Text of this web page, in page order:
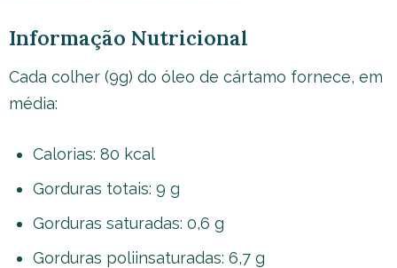
Informação Nutricional
Cada colher (9g) do óleo de cártamo fornece, em
média:
Calorias: 80 kcal
Gorduras totais: 9 g
Gorduras saturadas: 0,6 g
Gorduras poliinsaturadas: 6,7 g